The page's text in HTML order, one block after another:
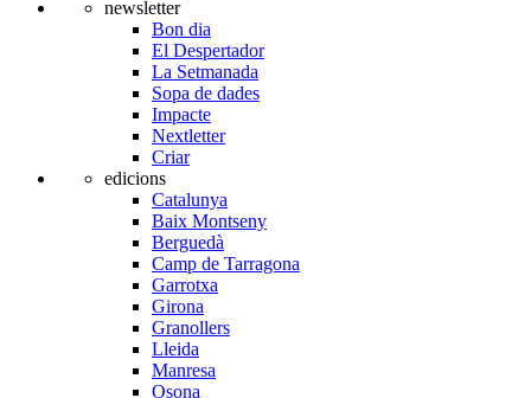
newsletter
Bon dia
El Despertador
La Setmanada
Sopa de dades
Impacte
Nextletter
Criar
edicions
Catalunya
Baix Montseny
Berguedà
Camp de Tarragona
Garrotxa
Girona
Granollers
Lleida
Manresa
Osona